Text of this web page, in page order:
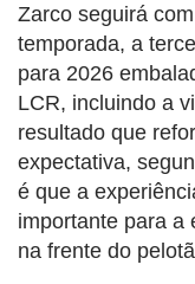
Zarco seguirá
temporada, a
para 2026
LCR, incluindo a
resultado que
expectativa,
é que a
importante para a
na frente do